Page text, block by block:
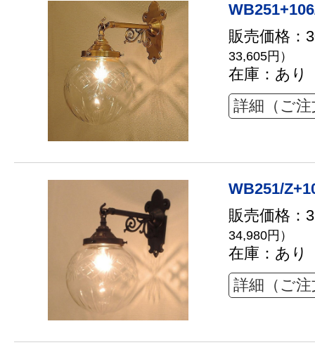
販売価格：
33,605円）
在庫：あり
詳細（ご
WB251/
販売価格：
34,980円）
在庫：あり
詳細（ご